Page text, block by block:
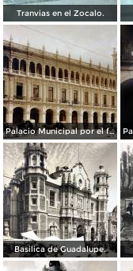
Tranvias en el Zocalo.
Palacio Municipal por el fotografo Hugo Brehme..
Basilica de Guadalupe.